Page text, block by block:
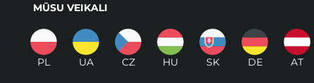
MŪSU VEIKALI
PL UA CZ HU SK DE AT